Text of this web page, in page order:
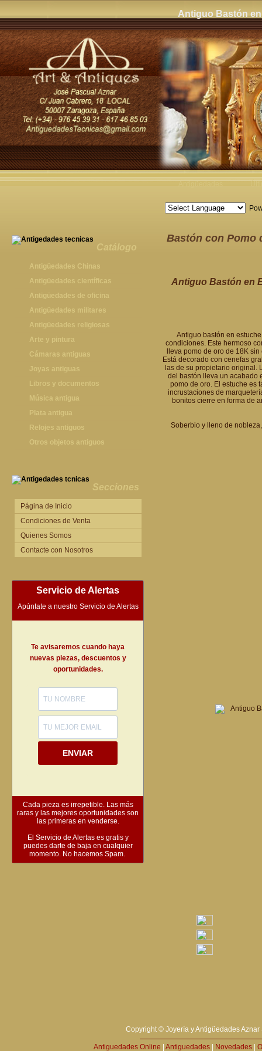
Antiguo Bastón
Catálogo
Antigüedades Chinas
Antigüedades Chinas
Antigüedades científicas
Antigüedades científicas
Antigüedades de oficina
Máquinas de escribir antiguas
Calculadoras antiguas
Teléfonos y Telégrafos antiguos
Antigüedades militares
Espadas antiguas
Medallas y condecoraciones
Cascos militares
Otros artículos militares
Antigüedades religiosas
Antigüedades religiosas
Arte y pintura
Pintura antigua
Pintura contemporánea
Grabados antiguos y mapas
Cámaras antiguas
Cámaras antiguas
Joyas antiguas
Joyas antiguas
Libros y documentos
Libros antiguos
Fotografia antigua
Publicaciones antiguas
Música antigua
Gramófonos antiguos
Cajas de música antiguas
Radios antiguas
Plata antigua
Plata antigua
Relojes antiguos
Relojes sobremesa antiguos
Relojes de bolsillo antiguos
Relojes de pulsera antiguos
Otros objetos antiguos
Secciones
Página de Inicio
Condiciones de Venta
Quienes Somos
Contacte con Nosotros
Servicio de Alertas
Apúntate a nuestro Servicio de Alertas
Te avisaremos cuando haya
nuevas piezas, descuentos y
oportunidades.
ENVIAR
Cada pieza es irrepetible. Las más
raras y las mejores oportunidades son
las primeras en venderse.
El Servicio de Alertas es gratis y
puedes darte de baja en cualquier
momento. No hacemos Spam.
Bastón con Pomo
Antiguo Bastón en
Antiguo bastón en
condiciones. Este hermoso
lleva pomo de oro de 18K
Está decorado con cenefas
las de su propietario original.
del bastón lleva un acabado
pomo de oro. El estuche es
incrustaciones de
bonitos cierre en forma de
Soberbio y lleno de
Copyright © Joyería y Antigüedades
Antiguedades Online Antiguedades Novedades